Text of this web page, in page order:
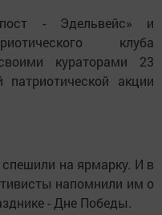
- Эдельвейс» и
клуба
кураторами 23
акции
на ярмарку. И в
напомнили им о
- Дне Победы.